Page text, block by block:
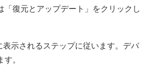
「復元とアップデート」をクリックし
表示されるステップに従います。デバ
。